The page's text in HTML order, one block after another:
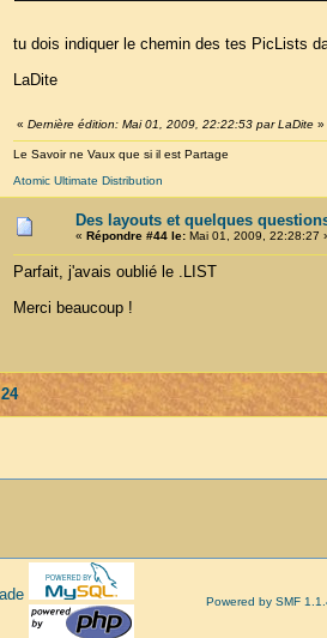
tu dois indiquer le chemin des tes PicLists
LaDite
« Dernière édition: Mai 01, 2009, 22:22:53 par LaDite»
Le Savoir ne Vaux que si il est Partage
Atomic Ultimate Distribution
Des layouts et quelques
« Répondre #44 le:Mai 01, 2009, 22:28:27
Parfait, j'avais oublié le .LIST
Merci beaucoup !
24
Powered by SMF